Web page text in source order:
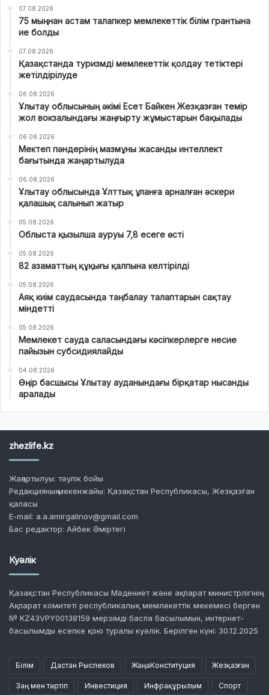
07.08.2026
75 мыңнан астам талапкер мемлекеттік білім грантына
ие болды
07.08.2026
Қазақстанда туризмді мемлекеттік қолдау тетіктері
жетілдірілуде
06.08.2026
Ұлытау облысының әкімі Есет Байкен Жезқазған темір
жол вокзалындағы жаңғырту жұмыстарын бақылады
06.08.2026
Мектеп пәндерінің мазмұны жасанды интеллект
бағытында жаңартылуда
06.08.2026
Ұлытау облысында Ұлттық ұланға арналған әскери
қалашық салынып жатыр
05.08.2026
Облыста қызылша ауруы 7,8 есеге өсті
05.08.2026
82 азаматтың құқығы қалпына келтірілді
05.08.2026
Аяқ киім саудасында таңбалау талаптарын сақтау
міндетті
05.08.2026
Мемлекет сауда саласындағы кәсіпкерлерге несие
пайызын субсидиялайды
04.08.2026
Өңір басшысы Ұлытау ауданындағы бірқатар нысанды
аралады
zhezlife.kz
Жаңартылуы: тәулік бойы
Редакцияның мекенжайы: Қазақстан Республикасы, Жезқазған
қаласы
E-mail: a.a.amirgalinov@gmail.com
Бас редактор: Айбек Әміртегі
Куәлік
Қазақстан Республикасы Мәдениет және ақпарат министрлігінің
Ақпарат комитеті республикалық мемлекеттік мекемесі берген
№ KZ43VPY00138159 мерзімді баспа басылымын, интернет-
басылымды есепке қою туралы куәлік. Берілген күні: 30.12.2025
Білім Дастан Рыспеков ЖаңаКонституция Жезқазған
Заң мен тәртіп Инвестиция Инфрақұрылым Спорт